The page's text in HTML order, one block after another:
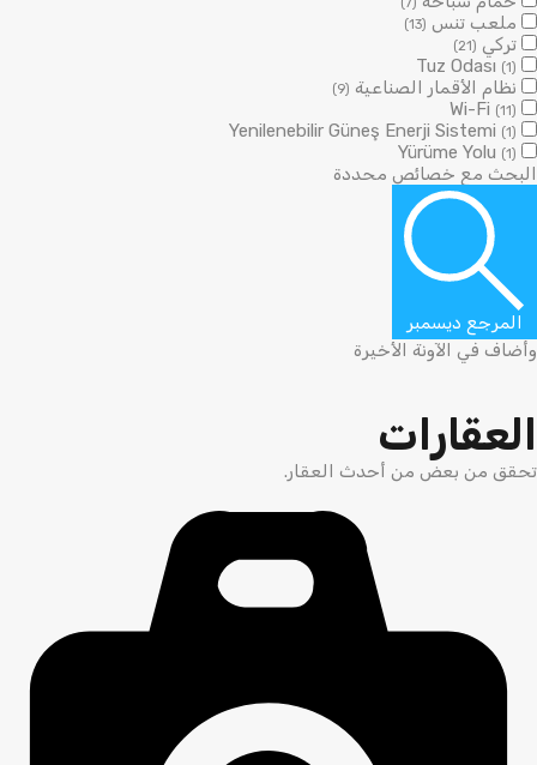
ملعب تنس (13)
تركي (21)
Tuz Odası (1)
نظام الأقمار الصناعية (9)
Wi-Fi (11)
Yenilenebilir Güneş Enerji Sistemi (1)
Yürüme Yolu (1)
البحث مع خصائص محددة
المرجع ديسمبر
وأضاف في الآونة الأخيرة
العقارات
تحقق من بعض من أحدث العقار.